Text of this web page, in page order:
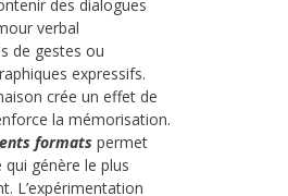
des dialogues
verbal
de gestes ou
expressifs.
crée un effet de
la mémorisation.
formats permet
qui génère le plus
L’expérimentation